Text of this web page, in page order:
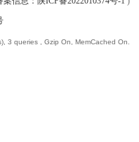
3 queries , Gzip On, MemCached On.